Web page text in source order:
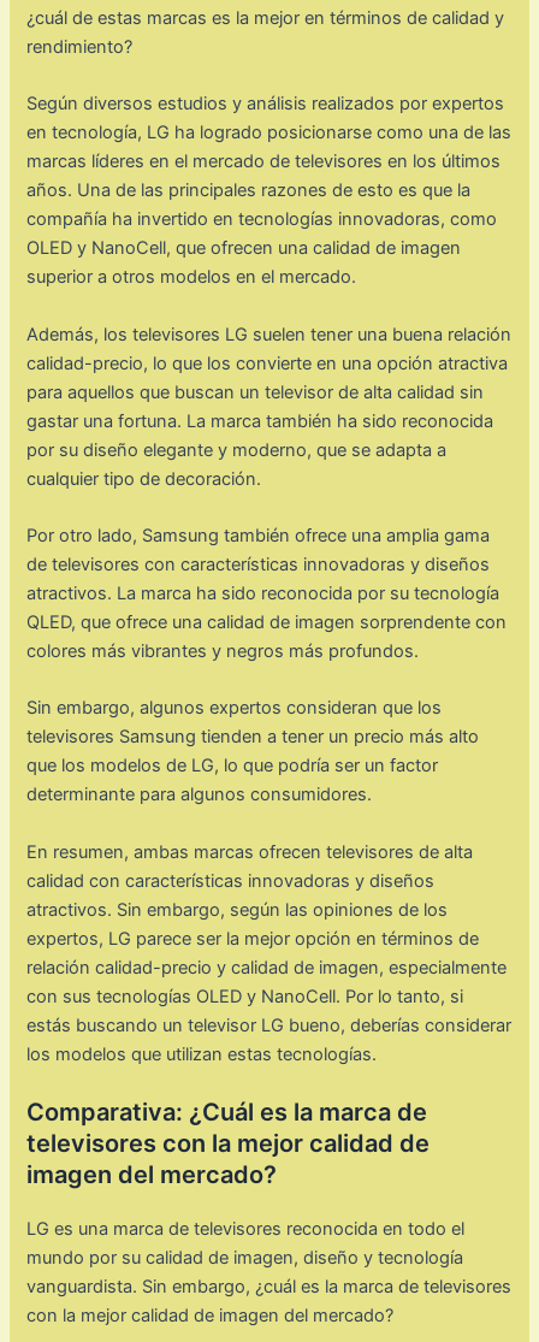
¿cuál de estas marcas es la mejor en términos de calidad y
rendimiento?
Según diversos estudios y análisis realizados por expertos
en tecnología, LG ha logrado posicionarse como una de las
marcas líderes en el mercado de televisores en los últimos
años. Una de las principales razones de esto es que la
compañía ha invertido en tecnologías innovadoras, como
OLED y NanoCell, que ofrecen una calidad de imagen
superior a otros modelos en el mercado.
Además, los televisores LG suelen tener una buena relación
calidad-precio, lo que los convierte en una opción atractiva
para aquellos que buscan un televisor de alta calidad sin
gastar una fortuna. La marca también ha sido reconocida
por su diseño elegante y moderno, que se adapta a
cualquier tipo de decoración.
Por otro lado, Samsung también ofrece una amplia gama
de televisores con características innovadoras y diseños
atractivos. La marca ha sido reconocida por su tecnología
QLED, que ofrece una calidad de imagen sorprendente con
colores más vibrantes y negros más profundos.
Sin embargo, algunos expertos consideran que los
televisores Samsung tienden a tener un precio más alto
que los modelos de LG, lo que podría ser un factor
determinante para algunos consumidores.
En resumen, ambas marcas ofrecen televisores de alta
calidad con características innovadoras y diseños
atractivos. Sin embargo, según las opiniones de los
expertos, LG parece ser la mejor opción en términos de
relación calidad-precio y calidad de imagen, especialmente
con sus tecnologías OLED y NanoCell. Por lo tanto, si
estás buscando un televisor LG bueno, deberías considerar
los modelos que utilizan estas tecnologías.
Comparativa: ¿Cuál es la marca de
televisores con la mejor calidad de
imagen del mercado?
LG es una marca de televisores reconocida en todo el
mundo por su calidad de imagen, diseño y tecnología
vanguardista. Sin embargo, ¿cuál es la marca de televisores
con la mejor calidad de imagen del mercado?